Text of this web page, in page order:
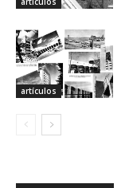
artículos